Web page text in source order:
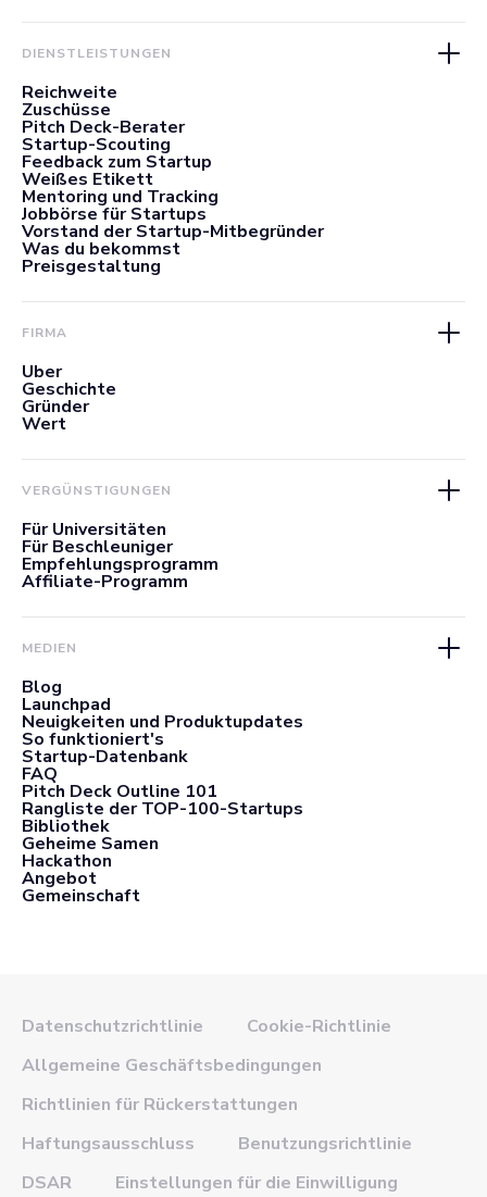
DIENSTLEISTUNGEN
Reichweite
Zuschüsse
Pitch Deck-Berater
Startup-Scouting
Feedback zum Startup
Weißes Etikett
Mentoring und Tracking
Jobbörse für Startups
Vorstand der Startup-Mitbegründer
Was du bekommst
Preisgestaltung
FIRMA
Über
Geschichte
Gründer
Wert
VERGÜNSTIGUNGEN
Für Universitäten
Für Beschleuniger
Empfehlungsprogramm
Affiliate-Programm
MEDIEN
Blog
Launchpad
Neuigkeiten und Produktupdates
So funktioniert's
Startup-Datenbank
FAQ
Pitch Deck Outline 101
Rangliste der TOP-100-Startups
Bibliothek
Geheime Samen
Hackathon
Angebot
Gemeinschaft
Datenschutzrichtlinie
Cookie-Richtlinie
Allgemeine Geschäftsbedingungen
Richtlinien für Rückerstattungen
Haftungsausschluss
Benutzungsrichtlinie
DSAR
Einstellungen für die Einwilligung